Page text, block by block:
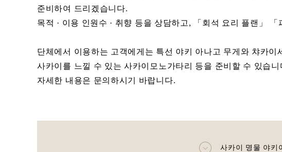
준비하여 드리겠습니다.
목적 · 이용 인원수 · 취향 등을 상담하고, 「회석 요리 플랜」
단체에서 이용하는 고객에게는 특선 야키 아나고 무게와 챠카이
사카이를 느낄 수 있는 사카이모노가타리 등을 준비할 수 있습니
자세한 내용은 문의하시기 바랍니다.
사카이